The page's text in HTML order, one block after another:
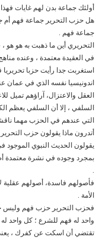
أولئك جماعة بدن لهم غايات
هل حزب التحرير جماعة فهم أم
جماعة فهم .
التحريري أين ما ذهبت به هو هو
في العقيدة معتمدة ، وعنده
استغربت جدا رأيت حزبا
اندونيسيا نفسه الذي في عمان
العقل والاعتزال، آراؤهم تميل
السلفي ، إلا أن السلفي يعظم
التي عندهم في الحزب مهما
أتدرون ماذا يقولون حزب
يقولون الحديث النبوي
بمجرد وجوده في نشرة معتمدة
فأصولهم فاسدة، أصولهم عقلية
الأمة .
فحزب التحرير حزب فهم وليس
واحد له فهم للشرع ؛ كل واحد
تقتضي أن اسكت عن كفرك ، يعني